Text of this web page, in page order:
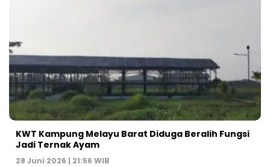
KWT Kampung Melayu Barat Diduga Beralih Fungsi
Jadi Ternak Ayam
28 Juni 2026 | 21:56 WIB